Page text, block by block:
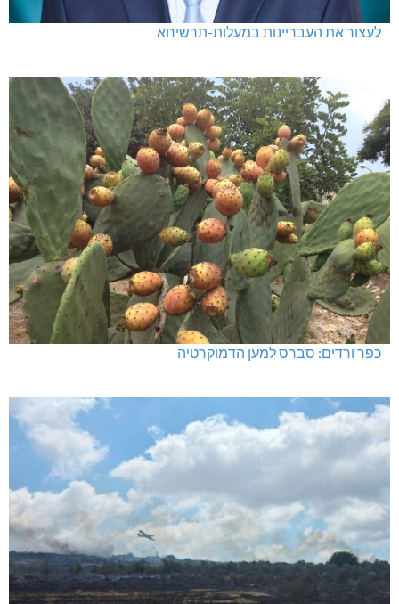
לעצור את העבריינות במעלות-תרשיחא
כפר ורדים: סברס למען הדמוקרטיה